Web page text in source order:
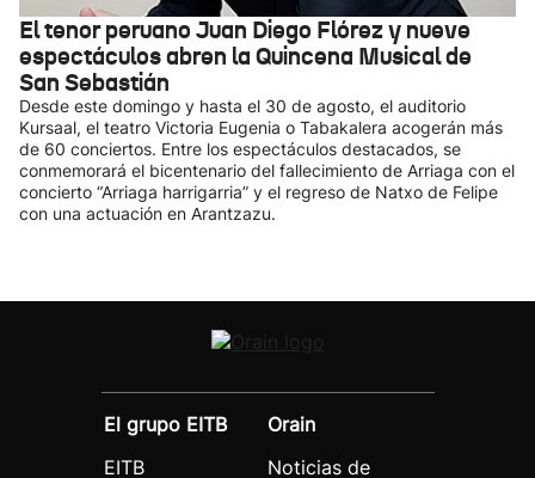
El tenor peruano Juan Diego Flórez y nueve
espectáculos abren la Quincena Musical de
San Sebastián
Desde este domingo y hasta el 30 de agosto, el auditorio
Kursaal, el teatro Victoria Eugenia o Tabakalera acogerán más
de 60 conciertos. Entre los espectáculos destacados, se
conmemorará el bicentenario del fallecimiento de Arriaga con el
concierto “Arriaga harrigarria” y el regreso de Natxo de Felipe
con una actuación en Arantzazu.
El grupo EITB
EITB
Orain
Noticias de